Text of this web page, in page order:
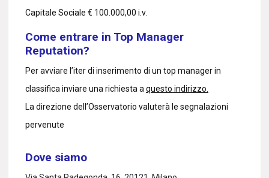
Capitale Sociale € 100.000,00 i.v.
Come entrare in Top Manager
Reputation?
Per avviare l’iter di inserimento di un top manager in
classifica inviare una richiesta a questo indirizzo.
La direzione dell’Osservatorio valuterà le segnalazioni
pervenute
Dove siamo